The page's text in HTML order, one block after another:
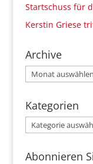
Startschuss für
Kerstin Griese
Archive
Archive
Kategorien
Kategorien
Abonnieren